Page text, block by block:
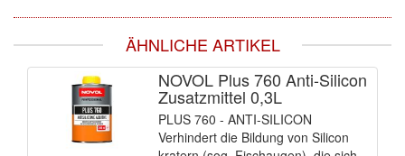
ÄHNLICHE ARTIKEL
NOVOL Plus 760 Anti-Silicon
Zusatzmittel 0,3L
PLUS 760 - ANTI-SILICON
Verhindert die Bildung von Silicon